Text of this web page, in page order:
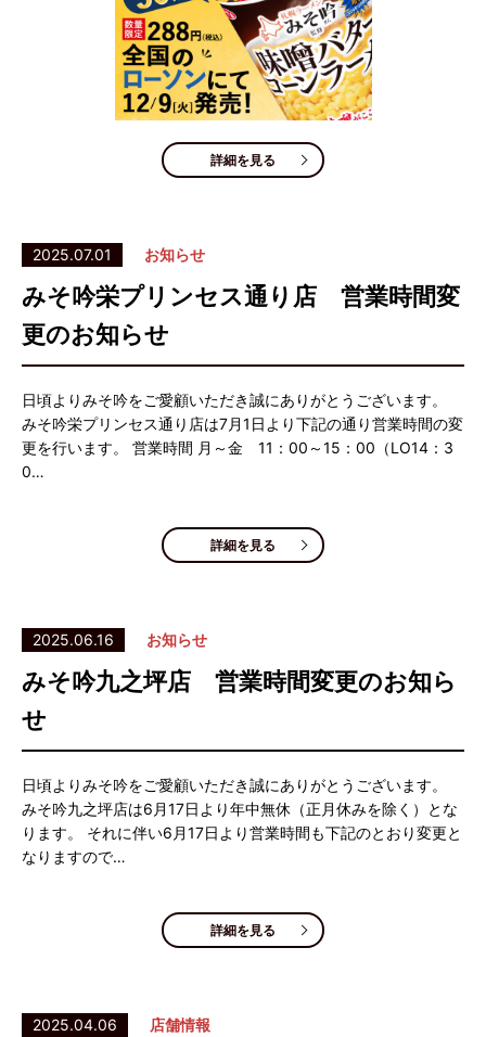
詳細を見る
2025.07.01 お知らせ
みそ吟栄プリンセス通り店 営業時間変
更のお知らせ
日頃よりみそ吟をご愛顧いただき誠にありがとうございます。
みそ吟栄プリンセス通り店は7月1日より下記の通り営業時間の変
更を行います。 営業時間 月～金 11：00～15：00（LO14：3
0…
詳細を見る
2025.06.16 お知らせ
みそ吟九之坪店 営業時間変更のお知ら
せ
日頃よりみそ吟をご愛顧いただき誠にありがとうございます。
みそ吟九之坪店は6月17日より年中無休（正月休みを除く）とな
ります。 それに伴い6月17日より営業時間も下記のとおり変更と
なりますので…
詳細を見る
2025.04.06 店舗情報